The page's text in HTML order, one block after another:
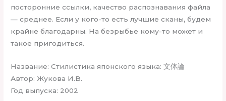
посторонние ссылки, качество распознавания файла
— среднее. Если у кого-то есть лучшие сканы, будем
крайне благодарны. На безрыбье кому-то может и
такое пригодиться.
Название: Стилистика японского языка: 文体論
Автор: Жукова И.В.
Год выпуска: 2002